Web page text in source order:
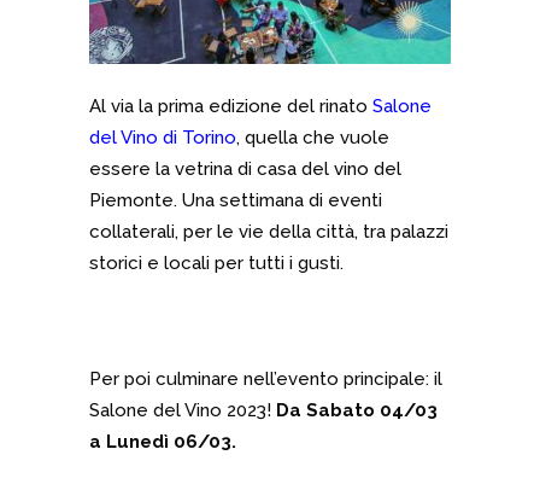
Al via la prima edizione del rinato Salone
del Vino di Torino, quella che vuole
essere la vetrina di casa del vino del
Piemonte. Una settimana di eventi
collaterali, per le vie della città, tra palazzi
storici e locali per tutti i gusti.
Per poi culminare nell’evento principale: il
Salone del Vino 2023! Da Sabato 04/03
a Lunedì 06/03.